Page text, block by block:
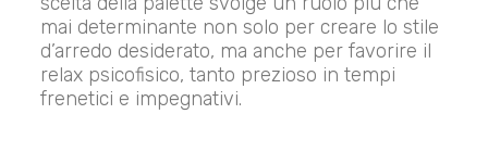
mai determinante non solo per creare lo stile
d’arredo desiderato, ma anche per favorire il
relax psicofisico, tanto prezioso in tempi
frenetici e impegnativi.